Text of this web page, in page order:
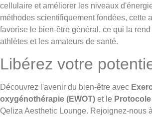
cellulaire et améliorer les niveaux
méthodes scientifiquement fondées, cette
favorise le bien-être général, ce qui la
athlètes et les amateurs de santé.
Libérez votre
Découvrez l'avenir du bien-être avec
oxygénothérapie (EWOT) et le
Qeliza Aesthetic Lounge. Rejoignez-nous